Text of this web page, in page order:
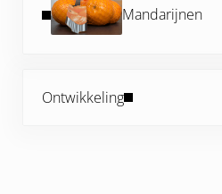
Mandarijnen
Ontwikkeling